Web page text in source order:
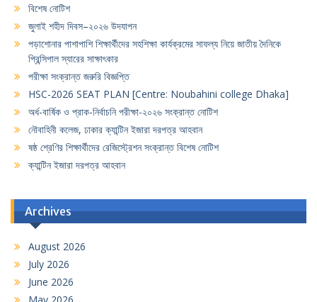
বিশেষ নোটিশ
জুলাই শহীদ দিবস–২০২৬ উদযাপন
পড়াশোনার পাশাপাশি শিক্ষার্থীদের সহশিক্ষা কার্যক্রমের সাফল্য নিয়ে জাতীয় দৈনিকে
প্রিন্সিপাল স্যারের সাক্ষাৎকার
পরীক্ষা সংক্রান্ত জরুরি বিজ্ঞপ্তি
HSC-2026 SEAT PLAN [Centre: Noubahini college Dhaka]
অর্ধ-বার্ষিক ও প্রাক-নির্বাচনি পরীক্ষা-২০২৬ সংক্রান্ত নোটিশ
নৌবাহিনী কলেজ, ঢাকার ক্যান্টিন ইজারা দরপত্র আহবান
ষষ্ঠ শ্রেণির শিক্ষার্থীদের রেজিস্ট্রেশন সংক্রান্ত বিশেষ নোটিশ
ক্যান্টিন ইজারা দরপত্র আহবান
Archives
August 2026
July 2026
June 2026